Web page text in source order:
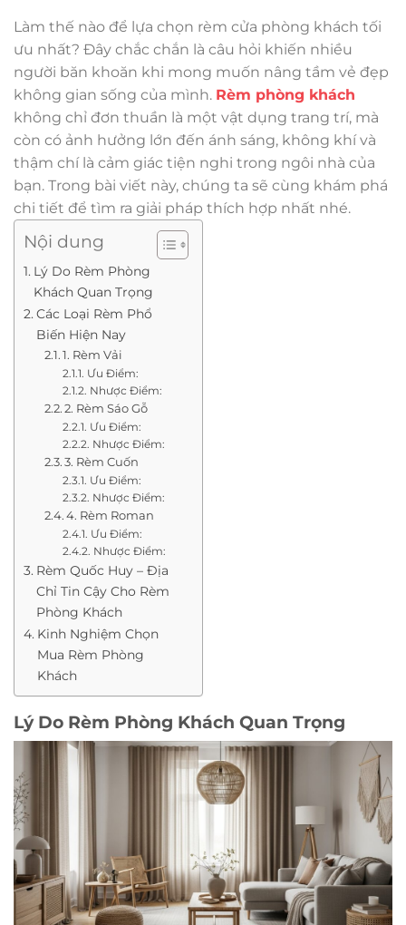
Làm thế nào để lựa chọn rèm cửa phòng khách tối
ưu nhất? Đây chắc chắn là câu hỏi khiến nhiều
người băn khoăn khi mong muốn nâng tầm vẻ đẹp
không gian sống của mình. Rèm phòng khách
không chỉ đơn thuần là một vật dụng trang trí, mà
còn có ảnh hưởng lớn đến ánh sáng, không khí và
thậm chí là cảm giác tiện nghi trong ngôi nhà của
bạn. Trong bài viết này, chúng ta sẽ cùng khám phá
chi tiết để tìm ra giải pháp thích hợp nhất nhé.
Nội dung
Lý Do Rèm Phòng
Khách Quan Trọng
Các Loại Rèm Phổ
Biến Hiện Nay
1. Rèm Vải
Ưu Điểm:
Nhược Điểm:
2. Rèm Sáo Gỗ
Ưu Điểm:
Nhược Điểm:
3. Rèm Cuốn
Ưu Điểm:
Nhược Điểm:
4. Rèm Roman
Ưu Điểm:
Nhược Điểm:
Rèm Quốc Huy – Địa
Chỉ Tin Cậy Cho Rèm
Phòng Khách
Kinh Nghiệm Chọn
Mua Rèm Phòng
Khách
Lý Do Rèm Phòng Khách Quan Trọng